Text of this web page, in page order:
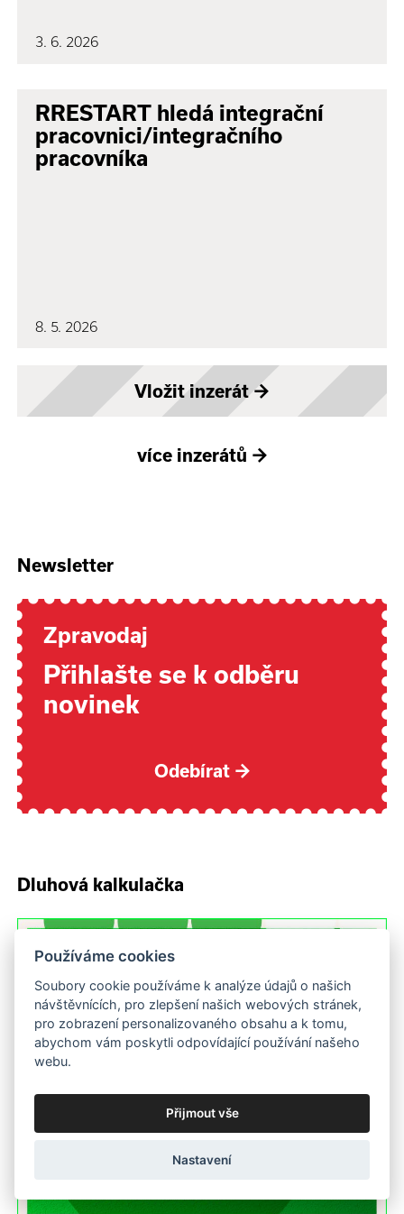
3. 6. 2026
RRESTART hledá integrační
pracovnici/integračního
pracovníka
8. 5. 2026
Vložit inzerát→
více inzerátů →
Newsletter
Zpravodaj
Přihlašte se k odběru
novinek
Odebírat →
Dluhová kalkulačka
Používáme cookies
Soubory cookie používáme k analýze údajů o našich
návštěvnících, pro zlepšení našich webových stránek,
pro zobrazení personalizovaného obsahu a k tomu,
abychom vám poskytli odpovídající používání našeho
webu.
Přijmout vše
Nastavení